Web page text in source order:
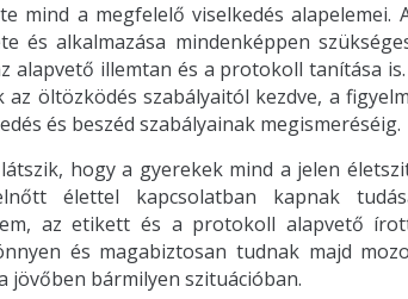
mind a megfelelő viselkedés alapelemei.
és alkalmazása mindenképpen
alapvető illemtan és a protokoll tanítása
öltözködés szabályaitól kezdve, a
és beszéd szabályainak megismeréséig.
hogy a gyerekek mind a jelen
élettel kapcsolatban kapnak
az etikett és a protokoll alapvető
és magabiztosan tudnak majd
jövőben bármilyen szituációban.